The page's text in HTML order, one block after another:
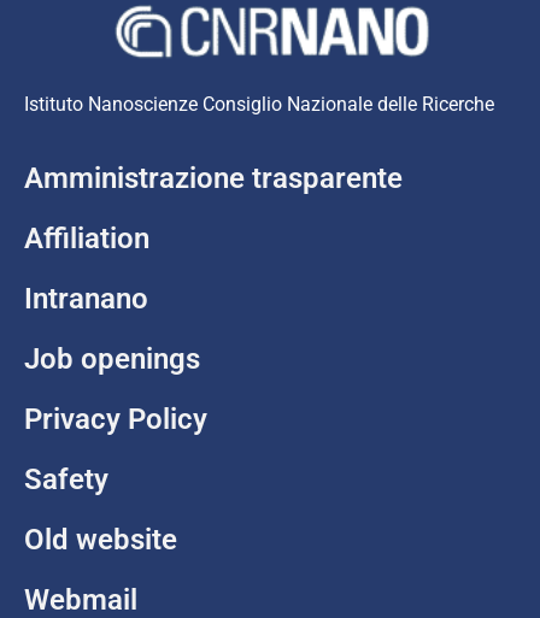
Istituto Nanoscienze Consiglio Nazionale delle Ricerche
Amministrazione trasparente
Affiliation
Intranano
Job openings
Privacy Policy
Safety
Old website
Webmail